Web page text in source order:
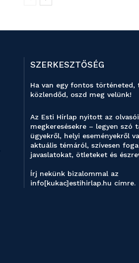
SZERKESZTŐSÉG
Ha van egy fontos történeted,
közlendőd, oszd meg velünk!
Az Esti Hírlap nyitott az olvasói
megkeresésekre – legyen szó
ügyekről, helyi eseményekről
aktuális témáról, szívesen
javaslatokat, ötleteket és
Írj nekünk bizalommal az
info[kukac]estihirlap.hu címre.